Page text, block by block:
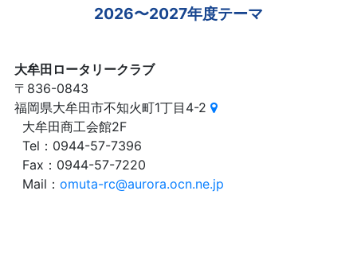
2026〜2027年度テーマ
大牟田ロータリークラブ
〒836-0843
福岡県大牟田市不知火町1丁目4-2
大牟田商工会館2F
Tel：0944-57-7396
Fax：0944-57-7220
Mail：omuta-rc@aurora.ocn.ne.jp